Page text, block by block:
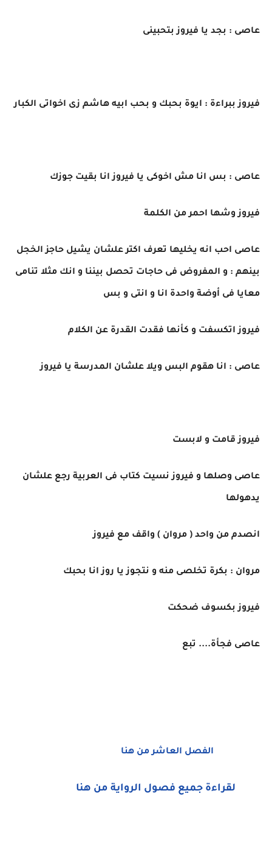
عاصى : بجد يا فيروز بتحبينى
فيروز ببراءة : ايوة بحبك و بحب ابيه هاشم زى اخواتى الكبار
عاصى : بس انا مش اخوكى يا فيروز انا بقيت جوزك
فيروز وشها احمر من الكلمة
عاصى احب انه يخليها تعرف اكتر علشان يشيل حاجز الخجل
بينهم : و المفروض فى حاجات تحصل بيننا و انك مثلا تنامى
معايا فى أوضة واحدة انا و انتى و بس
فيروز اتكسفت و كأنها فقدت القدرة عن الكلام
عاصى : انا هقوم البس ويلا علشان المدرسة يا فيروز
فيروز قامت و لابست
عاصى وصلها و فيروز نسيت كتاب فى العربية رجع علشان
يدهولها
انصدم من واحد ( مروان ) واقف مع فيروز
مروان : بكرة تخلصى منه و نتجوز يا روز انا بحبك
فيروز بكسوف ضحكت
عاصى فجأة.... تبع
الفصل العاشر من هنا
لقراءة جميع فصول الرواية من هنا